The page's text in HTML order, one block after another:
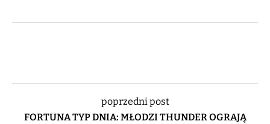
poprzedni post
FORTUNA TYP DNIA: MŁODZI THUNDER OGRAJĄ